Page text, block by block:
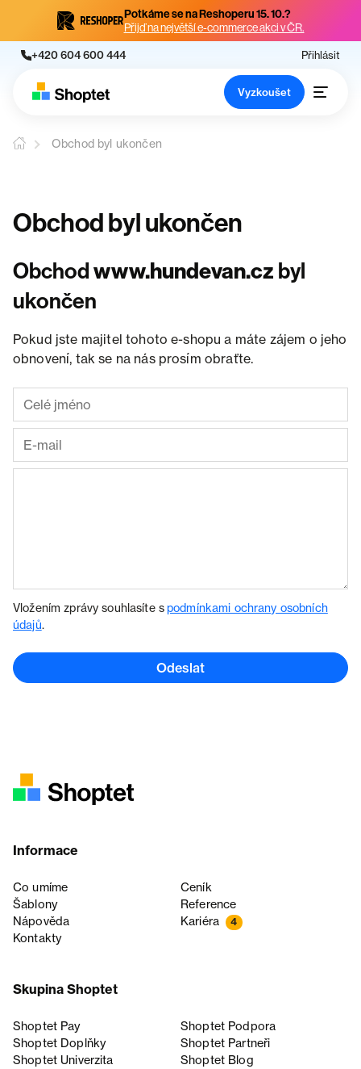
Potkáme se na Reshoperu 15. 10.?
Přijď na největší e-commerce akci v ČR.
+420 604 600 444 Přihlásit
Vyzkoušet
Obchod byl ukončen
Obchod byl ukončen
Obchodwww.hundevan.cz byl
ukončen
Pokud jste majitel tohoto e-shopu a máte zájem o jeho
obnovení, tak se na nás prosím obraťte.
Vložením zprávy souhlasíte spodmínkami ochrany osobních
údajů.
Odeslat
Informace
Co umíme
Ceník
Šablony
Reference
Nápověda
Kariéra 4
Kontakty
Skupina Shoptet
Shoptet Pay
Shoptet Podpora
Shoptet Doplňky
Shoptet Partneři
Shoptet Univerzita
Shoptet Blog